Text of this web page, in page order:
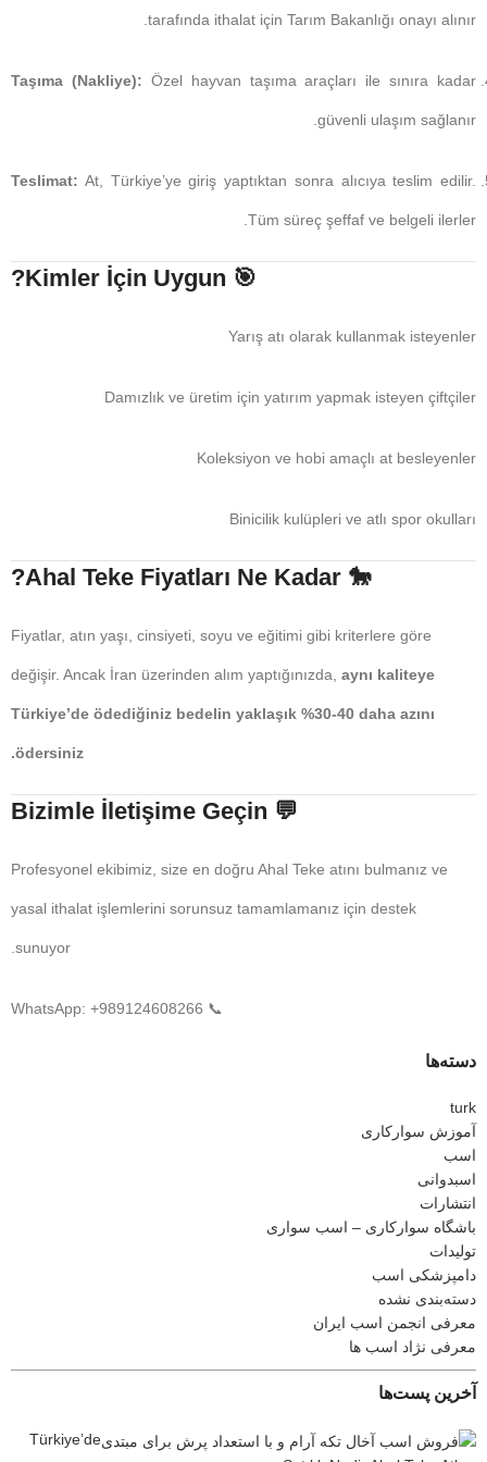
tarafında ithalat için Tarım Bakanlığı onayı alınır.
Taşıma (Nakliye): Özel hayvan taşıma araçları ile sınıra kadar
güvenli ulaşım sağlanır.
Teslimat: At, Türkiye’ye giriş yaptıktan sonra alıcıya teslim edilir.
Tüm süreç şeffaf ve belgeli ilerler.
🎯
Kimler İçin Uygun?
Yarış atı olarak kullanmak isteyenler
Damızlık ve üretim için yatırım yapmak isteyen çiftçiler
Koleksiyon ve hobi amaçlı at besleyenler
Binicilik kulüpleri ve atlı spor okulları
🐎
Ahal Teke Fiyatları Ne Kadar?
Fiyatlar, atın yaşı, cinsiyeti, soyu ve eğitimi gibi kriterlere göre
değişir. Ancak İran üzerinden alım yaptığınızda, aynı kaliteye
Türkiye’de ödediğiniz bedelin yaklaşık %30-40 daha azını
ödersiniz.
💬
Bizimle İletişime Geçin
Profesyonel ekibimiz, size en doğru Ahal Teke atını bulmanız ve
yasal ithalat işlemlerini sorunsuz tamamlamanız için destek
sunuyor.
📞 WhatsApp: +989124608266
دسته‌ها
turk
آموزش سوارکاری
اسب
اسبدوانی
انتشارات
باشگاه سوارکاری – اسب سواری
تولیدات
دامپزشکی اسب
دسته‌بندی نشده
معرفی انجمن اسب ایران
معرفی نژاد اسب ها
آخرین پست‌ها
Türkiye’de